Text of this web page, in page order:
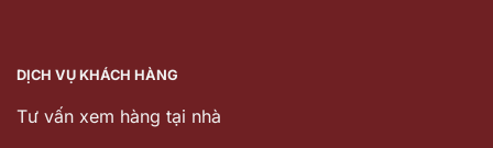
DỊCH VỤ KHÁCH HÀNG
Tư vấn xem hàng tại nhà